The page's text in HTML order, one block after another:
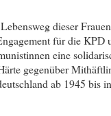
dieser
für die KPD
eine
gegenüber
ab 1945 bis